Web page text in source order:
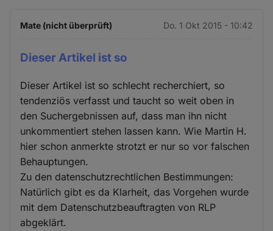
Mate (nicht überprüft) Do. 1 Okt 2015 - 10:42
Dieser Artikel ist so
Dieser Artikel ist so schlecht recherchiert, so
tendenziös verfasst und taucht so weit oben in
den Suchergebnissen auf, dass man ihn nicht
unkommentiert stehen lassen kann. Wie Martin H.
hier schon anmerkte strotzt er nur so vor falschen
Behauptungen.
Zu den datenschutzrechtlichen Bestimmungen:
Natürlich gibt es da Klarheit, das Vorgehen wurde
mit dem Datenschutzbeauftragten von RLP
abgeklärt.